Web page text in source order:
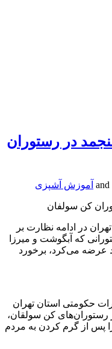
در رستوران
and آموزش آشپزی
کن سولفان
در ادامه نظارت بر
که آبگوشت و میرزا
عرضه می‌کرد، برخورد
حکومتی استان تهران
رستوران‌های کن سولقان،
پس از گرم کردن به مردم